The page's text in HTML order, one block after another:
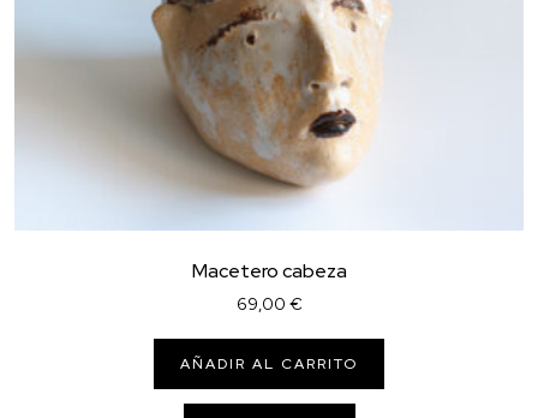
Macetero cabeza
69,00 €
AÑADIR AL CARRITO